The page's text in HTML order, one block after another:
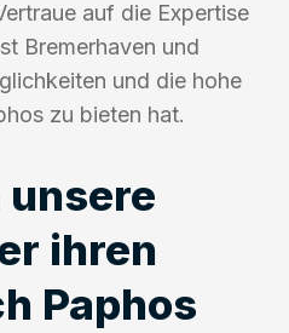
auf die Expertise
Bremerhaven und
und die hohe
zu bieten hat.
unsere
ihren
Paphos